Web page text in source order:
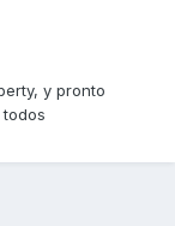
y pronto